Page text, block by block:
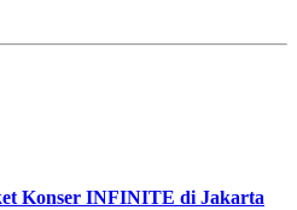
Konser INFINITE di Jakarta